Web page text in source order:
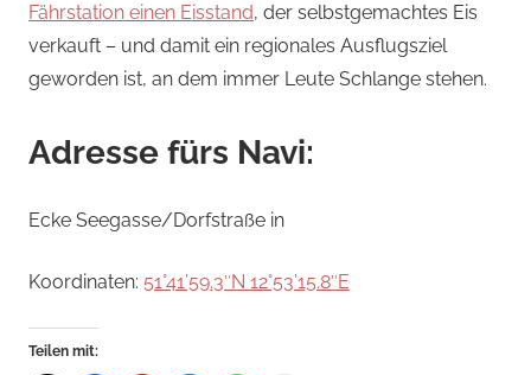
Fährstation einen Eisstand, der selbstgemachtes Eis
verkauft – und damit ein regionales Ausflugsziel
geworden ist, an dem immer Leute Schlange stehen.
Adresse fürs Navi:
Ecke Seegasse/Dorfstraße in
Koordinaten: 51°41’59.3″N 12°53’15.8″E
Teilen mit: